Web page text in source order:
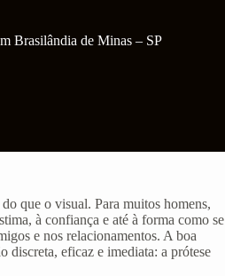
Brasilândia de Minas – SP
que o visual. Para muitos homens,
à confiança e até à forma como se
e nos relacionamentos. A boa
discreta, eficaz e imediata: a prótese